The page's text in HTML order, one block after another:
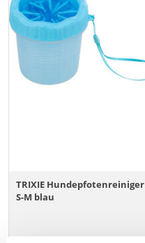
TRIXIE Hundepfotenreiniger
S-M blau